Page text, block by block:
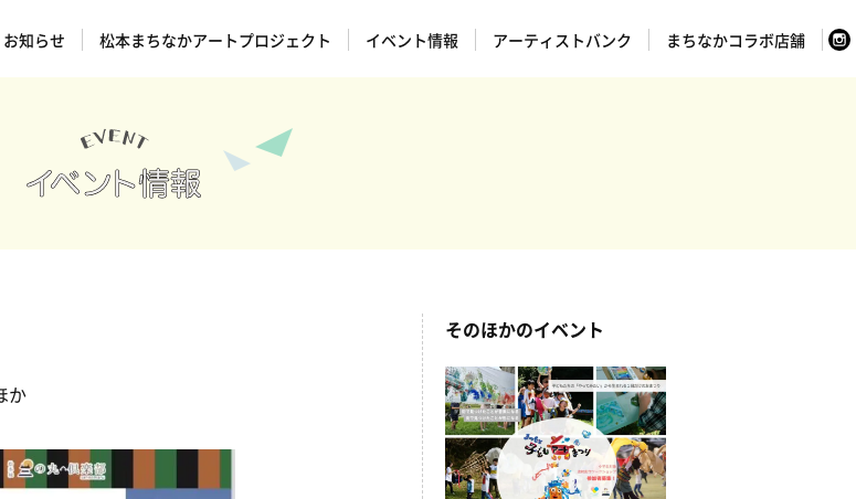
お知らせ 松本まちなかアートプロジェクト イベント情報 アーティストバンク まちなかコラボ店舗
か
そのほかのイベント